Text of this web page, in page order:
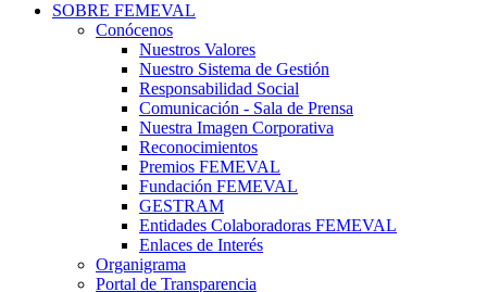
SOBRE FEMEVAL
Conócenos
Nuestros Valores
Nuestro Sistema de Gestión
Responsabilidad Social
Comunicación - Sala de Prensa
Nuestra Imagen Corporativa
Reconocimientos
Premios FEMEVAL
Fundación FEMEVAL
GESTRAM
Entidades Colaboradoras FEMEVAL
Enlaces de Interés
Organigrama
Portal de Transparencia